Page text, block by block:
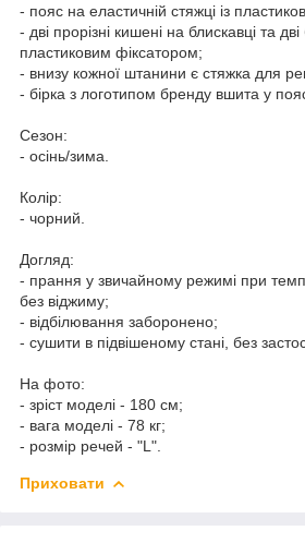
- пояс на еластичній стяжці із
- дві прорізні кишені на блискавці та
пластиковим фіксатором;
- внизу кожної штанини є стяжка для
- бірка з логотипом бренду вшита у
Сезон:
- осінь/зима.
Колір:
- чорний.
Догляд:
- прання у звичайному режимі при
без віджиму;
- відбілювання заборонено;
- сушити в підвішеному стані, без
На фото:
- зріст моделі - 180 см;
- вага моделі - 78 кг;
- розмір речей - "L".
Приховати